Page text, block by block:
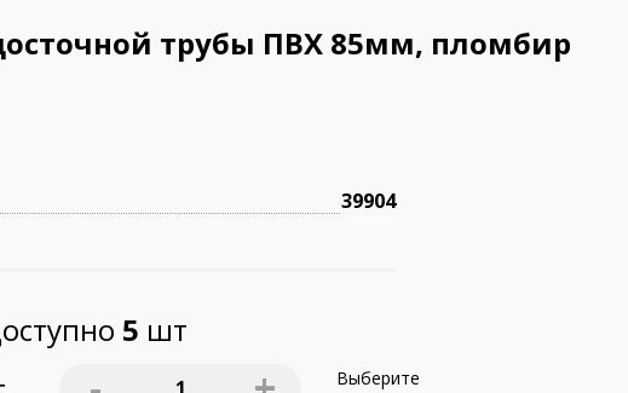
трубы ПВХ 85мм, пломбир
39904
5 шт
Выберите